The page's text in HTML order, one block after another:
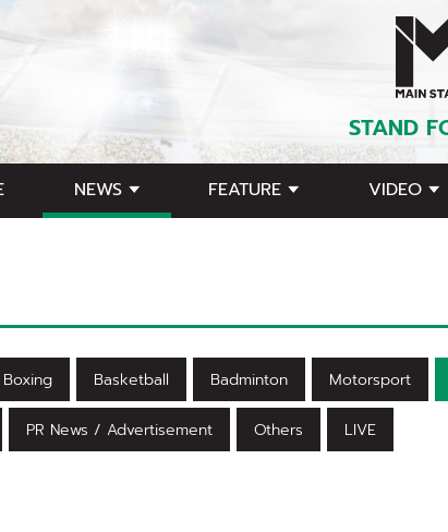
STAND
NEWS FEATURE VIDEO
Boxing Basketball Badminton Motorsport
PR News / Advertisement Others LIVE